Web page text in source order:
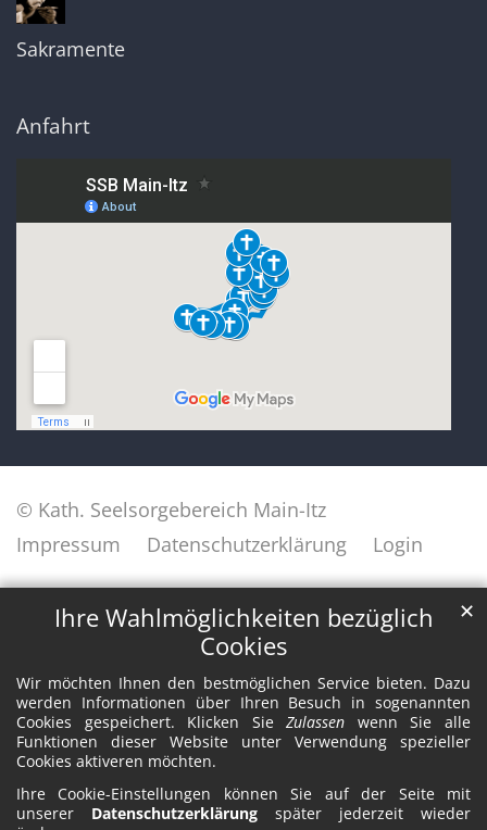
Ihre Wahlmöglichkeiten bezüglich
Cookies
Wir möchten Ihnen den bestmöglichen Service bieten. Dazu
werden Informationen über Ihren Besuch in sogenannten
Cookies gespeichert. Klicken SieZulassen wenn Sie alle
Funktionen dieser Website unter Verwendung spezieller
Cookies aktiveren möchten.
Ihre Cookie-Einstellungen können Sie auf der Seite mit
unserer Datenschutzerklärung später jederzeit wieder
✕
Sakramente
Anfahrt
© Kath. Seelsorgebereich Main-Itz
Impressum
Datenschutzerklärung Login